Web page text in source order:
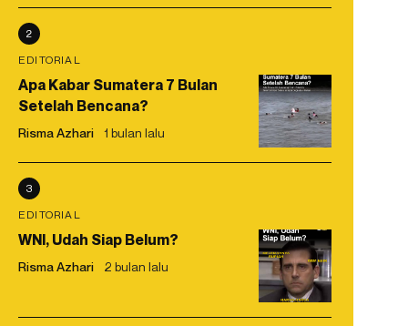
2
EDITORIAL
Apa Kabar Sumatera 7 Bulan
Setelah Bencana?
Risma Azhari 1 bulan lalu
3
EDITORIAL
WNI, Udah Siap Belum?
Risma Azhari 2 bulan lalu